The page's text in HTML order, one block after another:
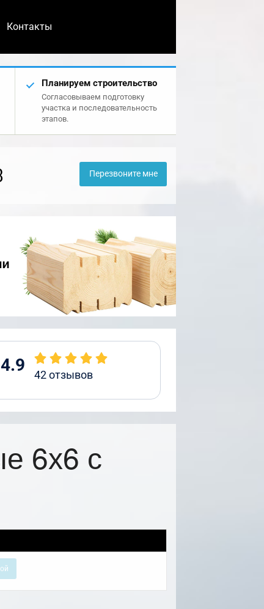
Контакты
Планируем строительство
Согласовываем подготовку
участка и последовательность
этапов.
Перезвоните мне
4.9 42отзывов
6х6 с